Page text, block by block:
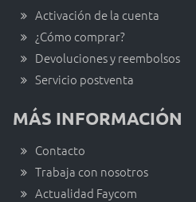
Activación de la cuenta
¿Cómo comprar?
Devoluciones y reembolsos
Servicio postventa
MÁS INFORMACIÓN
Contacto
Trabaja con nosotros
Actualidad Faycom